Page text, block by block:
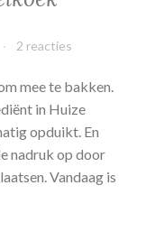
2 reacties
mee te bakken.
in Huize
opduikt. En
nadruk op door
Vandaag is